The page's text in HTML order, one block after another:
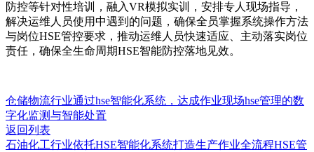
防控等针对性培训，融入VR模拟实训，安排专人现场指导，
解决运维人员使用中遇到的问题，确保全员掌握系统操作方法
与岗位HSE管控要求，推动运维人员快速适应、主动落实岗位
责任，确保全生命周期HSE智能防控落地见效。
仓储物流行业通过hse智能化系统，达成作业现场hse管理的数
字化监测与智能处置
返回列表
石油化工行业依托HSE智能化系统打造生产作业全流程HSE管